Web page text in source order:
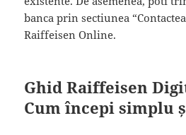
banca prin sectiunea
Raiffeisen Online.
Ghid Raiffeisen
Cum începi simplu